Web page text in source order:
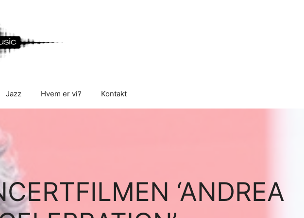
Jazz Hvem er vi? Kontakt
‘ANDREA